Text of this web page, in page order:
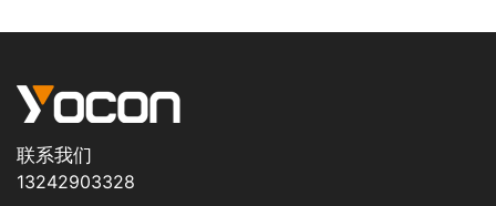
联系我们
13242903328